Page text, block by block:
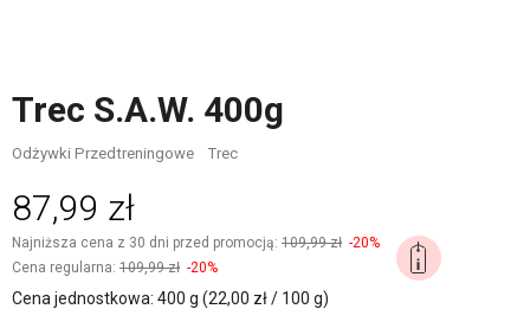
Trec S.A.W. 400g
Odżywki Przedtreningowe Trec
87,99 zł
Najniższa cena z 30 dni przed promocją: 109,99 zł -20%
Cena regularna: 109,99 zł -20%
Cena jednostkowa: 400 g (22,00 zł / 100 g)